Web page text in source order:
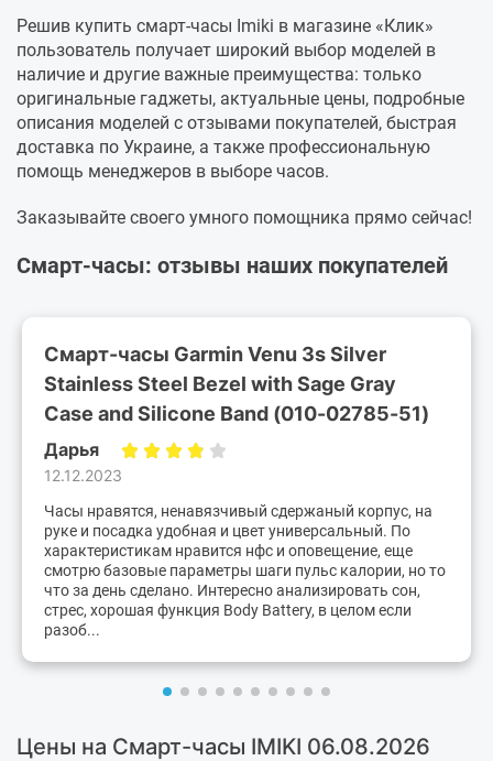
Решив купить смарт-часы Imiki в магазине «Клик»
пользователь получает широкий выбор моделей в
наличие и другие важные преимущества: только
оригинальные гаджеты, актуальные цены, подробные
описания моделей с отзывами покупателей, быстрая
доставка по Украине, а также профессиональную
помощь менеджеров в выборе часов.
Заказывайте своего умного помощника прямо сейчас!
Смарт-часы: отзывы наших покупателей
Смарт-часы Garmin Venu 3s Silver
Stainless Steel Bezel with Sage Gray
Case and Silicone Band (010-02785-51)
Дарья
12.12.2023
Часы нравятся, ненавязчивый сдержаный корпус, на
руке и посадка удобная и цвет универсальный. По
характеристикам нравится нфс и оповещение, еще
смотрю базовые параметры шаги пульс калории, но то
что за день сделано. Интересно анализировать сон,
стрес, хорошая функция Body Battery, в целом если
разоб...
Цены на Смарт-часы IMIKI 06.08.2026